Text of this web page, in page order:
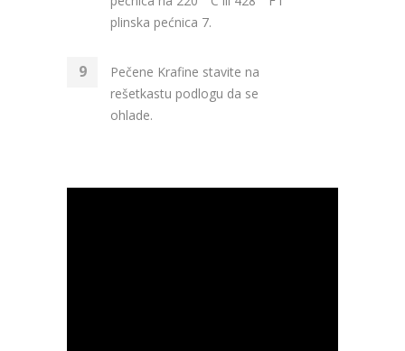
plinska pećnica 7.
Pečene Krafine stavite na
rešetkastu podlogu da se
ohlade.